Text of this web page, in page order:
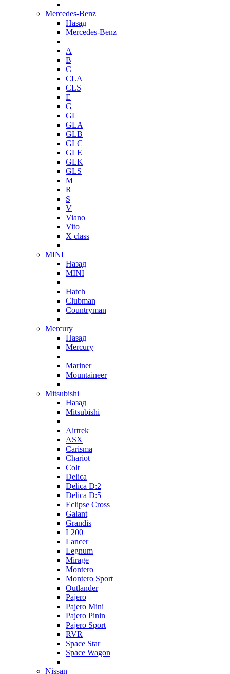
Mercedes-Benz
Назад
Mercedes-Benz
A
B
C
CLA
CLS
E
G
GL
GLA
GLB
GLC
GLE
GLK
GLS
M
R
S
V
Viano
Vito
X class
MINI
Назад
MINI
Hatch
Clubman
Countryman
Mercury
Назад
Mercury
Mariner
Mountaineer
Mitsubishi
Назад
Mitsubishi
Airtrek
ASX
Carisma
Chariot
Colt
Delica
Delica D:2
Delica D:5
Eclipse Cross
Galant
Grandis
L200
Lancer
Legnum
Mirage
Montero
Montero Sport
Outlander
Pajero
Pajero Mini
Pajero Pinin
Pajero Sport
RVR
Space Star
Space Wagon
Nissan